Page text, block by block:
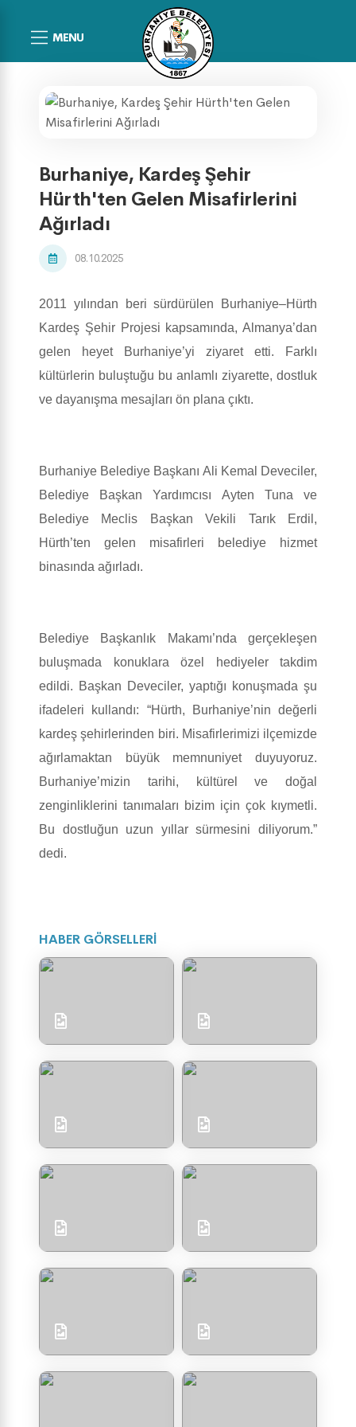
MENU
Burhaniye, Kardeş Şehir
Hürth'ten Gelen Misafirlerini
Ağırladı
08.10.2025
2011 yılından beri sürdürülen Burhaniye–Hürth
Kardeş Şehir Projesi kapsamında, Almanya’dan
gelen heyet Burhaniye’yi ziyaret etti. Farklı
kültürlerin buluştuğu bu anlamlı ziyarette, dostluk
ve dayanışma mesajları ön plana çıktı.
Burhaniye Belediye Başkanı Ali Kemal Deveciler,
Belediye Başkan Yardımcısı Ayten Tuna ve
Belediye Meclis Başkan Vekili Tarık Erdil,
Hürth’ten gelen misafirleri belediye hizmet
binasında ağırladı.
Belediye Başkanlık Makamı’nda gerçekleşen
buluşmada konuklara özel hediyeler takdim
edildi. Başkan Deveciler, yaptığı konuşmada şu
ifadeleri kullandı: “Hürth, Burhaniye’nin değerli
kardeş şehirlerinden biri. Misafirlerimizi ilçemizde
ağırlamaktan büyük memnuniyet duyuyoruz.
Burhaniye’mizin tarihi, kültürel ve doğal
zenginliklerini tanımaları bizim için çok kıymetli.
Bu dostluğun uzun yıllar sürmesini diliyorum.”
dedi.
HABER GÖRSELLERİ